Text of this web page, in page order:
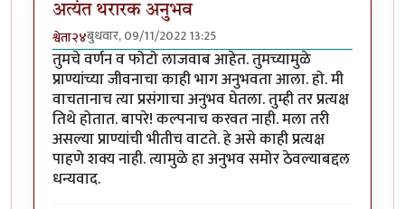
अत्यंत थरारक अनुभव
श्वेता२४बुधवार, 09/11/2022 13:25
तुमचे वर्णन व फोटो लाजवाब आहेत. तुमच्यामुळे
प्राण्यांच्या जीवनाचा काही भाग अनुभवता आला. हो. मी
वाचतानाच त्या प्रसंगाचा अनुभव घेतला. तुम्ही तर प्रत्यक्ष
तिथे होतात. बापरे! कल्पनाच करवत नाही. मला तरी
असल्या प्राण्यांची भीतीच वाटते. हे असे काही प्रत्यक्ष
पाहणे शक्य नाही. त्यामुळे हा अनुभव समोर ठेवल्याबद्दल
धन्यवाद.